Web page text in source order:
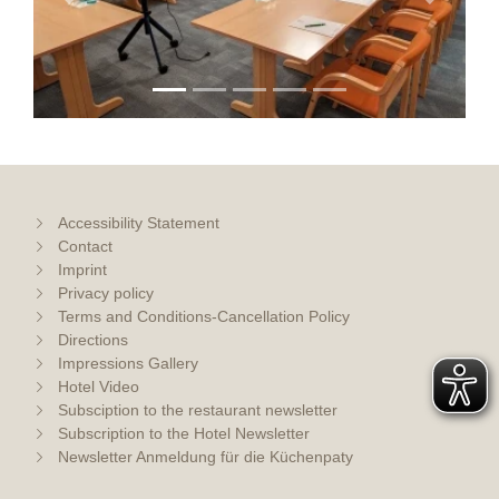
Previous Next
Accessibility Statement
Contact
Imprint
Privacy policy
Terms and Conditions-Cancellation Policy
Directions
Impressions Gallery
Hotel Video
Subsciption to the restaurant newsletter
Subscription to the Hotel Newsletter
Newsletter Anmeldung für die Küchenpaty